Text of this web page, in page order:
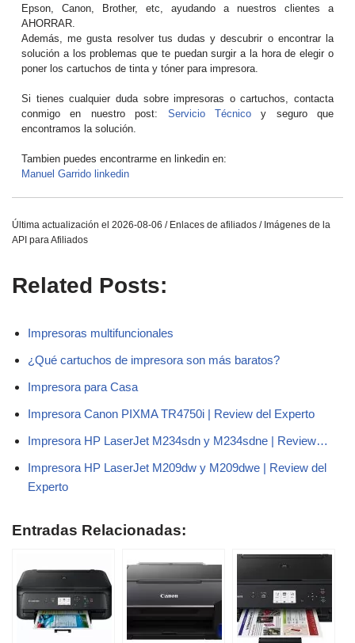
Epson, Canon, Brother, etc, ayudando a nuestros clientes a
AHORRAR.
Además, me gusta resolver tus dudas y descubrir o encontrar la
solución a los problemas que te puedan surgir a la hora de elegir o
poner los cartuchos de tinta y tóner para impresora.
Si tienes cualquier duda sobre impresoras o cartuchos, contacta
conmigo en nuestro post: Servicio Técnicoy seguro que
encontramos la solución.
Tambien puedes encontrarme en linkedin en:
Manuel Garrido linkedin
Última actualización el 2026-08-06 / Enlaces de afiliados / Imágenes de la
API para Afiliados
Related Posts:
Impresoras multifuncionales
¿Qué cartuchos de impresora son más baratos?
Impresora para Casa
Impresora Canon PIXMA TR4750i | Review del Experto
Impresora HP LaserJet M234sdn y M234sdne | Review…
Impresora HP LaserJet M209dw y M209dwe | Review del
Experto
Entradas Relacionadas: